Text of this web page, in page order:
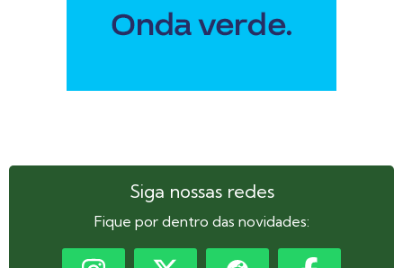
Siga nossas redes
Fique por dentro das novidades: